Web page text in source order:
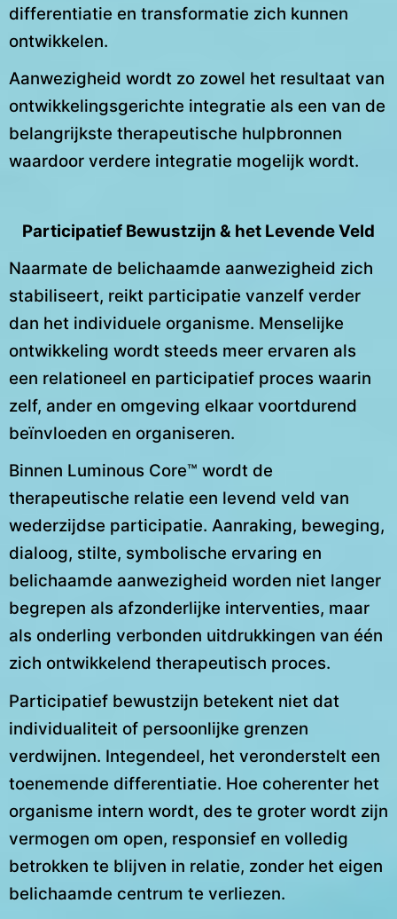
differentiatie en transformatie zich kunnen
ontwikkelen.
Aanwezigheid wordt zo zowel het resultaat van
ontwikkelingsgerichte integratie als een van de
belangrijkste therapeutische hulpbronnen
waardoor verdere integratie mogelijk wordt.
Participatief Bewustzijn & het Levende Veld
Naarmate de belichaamde aanwezigheid zich
stabiliseert, reikt participatie vanzelf verder
dan het individuele organisme. Menselijke
ontwikkeling wordt steeds meer ervaren als
een relationeel en participatief proces waarin
zelf, ander en omgeving elkaar voortdurend
beïnvloeden en organiseren.
Binnen Luminous Core™ wordt de
therapeutische relatie een levend veld van
wederzijdse participatie. Aanraking, beweging,
dialoog, stilte, symbolische ervaring en
belichaamde aanwezigheid worden niet langer
begrepen als afzonderlijke interventies, maar
als onderling verbonden uitdrukkingen van één
zich ontwikkelend therapeutisch proces.
Participatief bewustzijn betekent niet dat
individualiteit of persoonlijke grenzen
verdwijnen. Integendeel, het veronderstelt een
toenemende differentiatie. Hoe coherenter het
organisme intern wordt, des te groter wordt zijn
vermogen om open, responsief en volledig
betrokken te blijven in relatie, zonder het eigen
belichaamde centrum te verliezen.